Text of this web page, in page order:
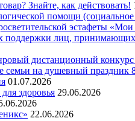
Знайте, как действовать!
помощи
эстафеты
поддержки лиц,
дистанционный
семьи на душевный праздник
01.07.2026
здоровья 29.06.2026
22.06.2026